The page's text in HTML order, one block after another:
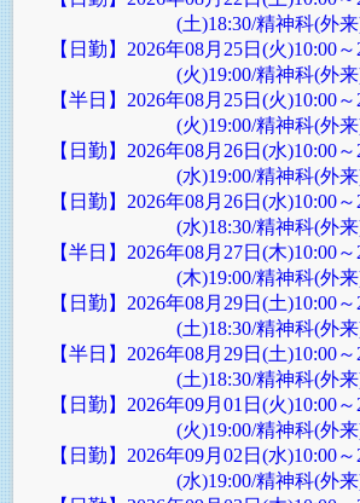
(土)18:30/精神科(外
【日勤】2026年08月25日(火)10:00
(火)19:00/精神科(外
【半日】2026年08月25日(火)10:00
(火)19:00/精神科(外
【日勤】2026年08月26日(水)10:00
(水)19:00/精神科(外
【日勤】2026年08月26日(水)10:00
(水)18:30/精神科(外
【半日】2026年08月27日(木)10:00
(木)19:00/精神科(外
【日勤】2026年08月29日(土)10:00
(土)18:30/精神科(外
【半日】2026年08月29日(土)10:00
(土)18:30/精神科(外
【日勤】2026年09月01日(火)10:00
(火)19:00/精神科(外
【日勤】2026年09月02日(水)10:00
(水)19:00/精神科(外